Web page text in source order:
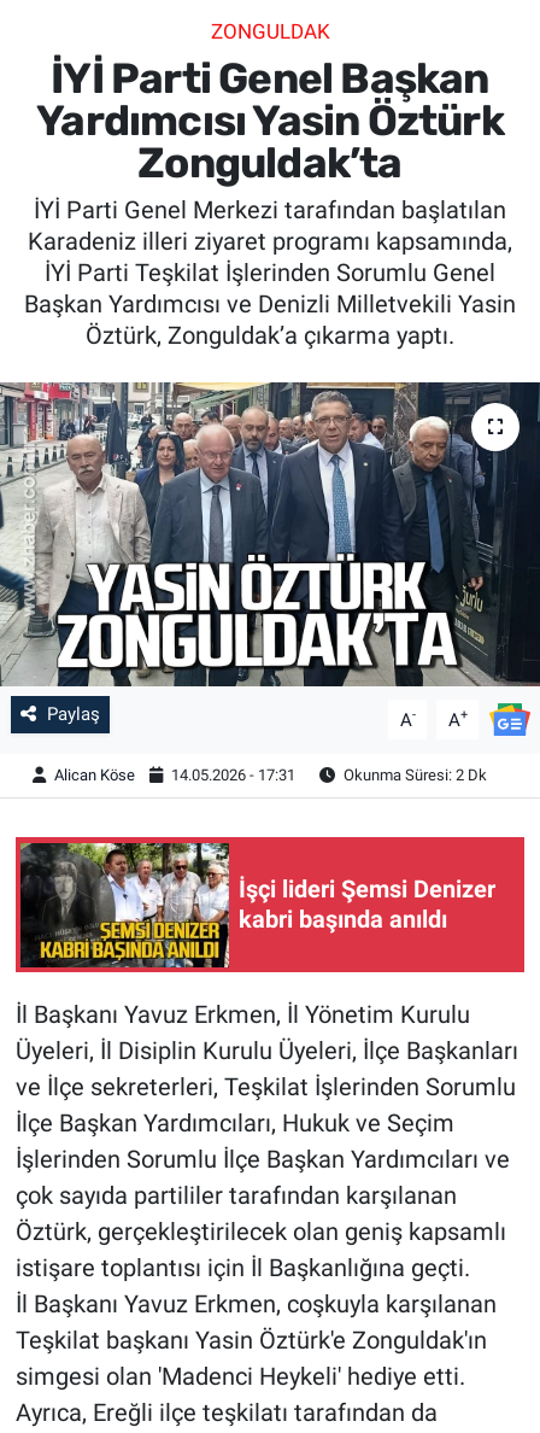
ZONGULDAK
İYİ Parti Genel Başkan
Yardımcısı Yasin Öztürk
Zonguldak’ta
İYİ Parti Genel Merkezi tarafından başlatılan
Karadeniz illeri ziyaret programı kapsamında,
İYİ Parti Teşkilat İşlerinden Sorumlu Genel
Başkan Yardımcısı ve Denizli Milletvekili Yasin
Öztürk, Zonguldak’a çıkarma yaptı.
Paylaş A- A+
Alican Köse 14.05.2026 - 17:31 Okunma Süresi: 2 Dk
İşçi lideri Şemsi Denizer
kabri başında anıldı
İl Başkanı Yavuz Erkmen, İl Yönetim Kurulu
Üyeleri, İl Disiplin Kurulu Üyeleri, İlçe Başkanları
ve İlçe sekreterleri, Teşkilat İşlerinden Sorumlu
İlçe Başkan Yardımcıları, Hukuk ve Seçim
İşlerinden Sorumlu İlçe Başkan Yardımcıları ve
çok sayıda partililer tarafından karşılanan
Öztürk, gerçekleştirilecek olan geniş kapsamlı
istişare toplantısı için İl Başkanlığına geçti.
İl Başkanı Yavuz Erkmen, coşkuyla karşılanan
Teşkilat başkanı Yasin Öztürk'e Zonguldak'ın
simgesi olan 'Madenci Heykeli' hediye etti.
Ayrıca, Ereğli ilçe teşkilatı tarafından da
SPOR
SAĞLIK